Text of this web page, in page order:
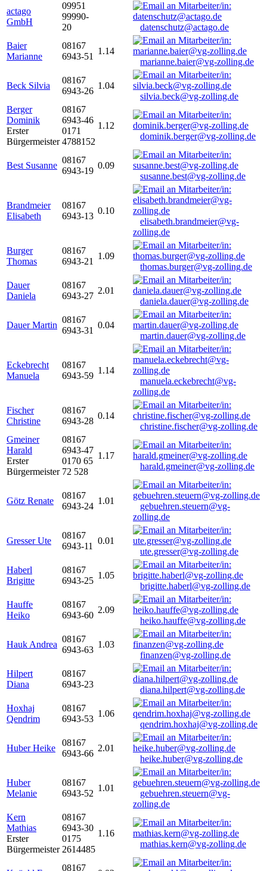
actago
GmbH
09951
99990-
20
datenschutz@actago.de
Baier
Marianne
08167
6943-51
1.14
marianne.baier@vg-zolling.de
Beck Silvia
08167
6943-26
1.04
silvia.beck@vg-zolling.de
Berger
Dominik
Erster
Bürgermeister
08167
6943-46
0171
4788152
1.12
dominik.berger@vg-zolling.de
Best Susanne
08167
6943-19
0.09
susanne.best@vg-zolling.de
Brandmeier
Elisabeth
08167
6943-13
0.10
elisabeth.brandmeier@vg-
zolling.de
Burger
Thomas
08167
6943-21
1.09
thomas.burger@vg-zolling.de
Dauer
Daniela
08167
6943-27
2.01
daniela.dauer@vg-zolling.de
Dauer Martin
08167
6943-31
0.04
martin.dauer@vg-zolling.de
Eckebrecht
Manuela
08167
6943-59
1.14
manuela.eckebrecht@vg-
zolling.de
Fischer
Christine
08167
6943-28
0.14
christine.fischer@vg-zolling.de
Gmeiner
Harald
Erster
Bürgermeister
08167
6943-47
0170 65
72 528
1.17
harald.gmeiner@vg-zolling.de
Götz Renate
08167
6943-24
1.01
gebuehren.steuern@vg-
zolling.de
Gresser Ute
08167
6943-11
0.01
ute.gresser@vg-zolling.de
Haberl
Brigitte
08167
6943-25
1.05
brigitte.haberl@vg-zolling.de
Hauffe
Heiko
08167
6943-60
2.09
heiko.hauffe@vg-zolling.de
Hauk Andrea
08167
6943-63
1.03
finanzen@vg-zolling.de
Hilpert
Diana
08167
6943-23
diana.hilpert@vg-zolling.de
Hoxhaj
Qendrim
08167
6943-53
1.06
qendrim.hoxhaj@vg-zolling.de
Huber Heike
08167
6943-66
2.01
heike.huber@vg-zolling.de
Huber
Melanie
08167
6943-52
1.01
gebuehren.steuern@vg-
zolling.de
Kern
Mathias
Erster
Bürgermeister
08167
6943-30
0175
2614485
1.16
mathias.kern@vg-zolling.de
08167